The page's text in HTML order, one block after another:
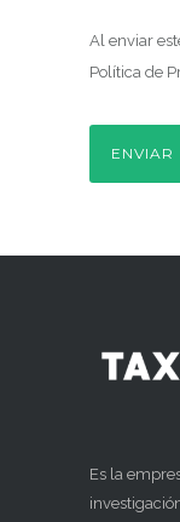
Al enviar
Política de
Es la